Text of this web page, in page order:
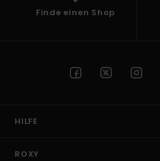
Finde einen Shop
HILFE
ROXY